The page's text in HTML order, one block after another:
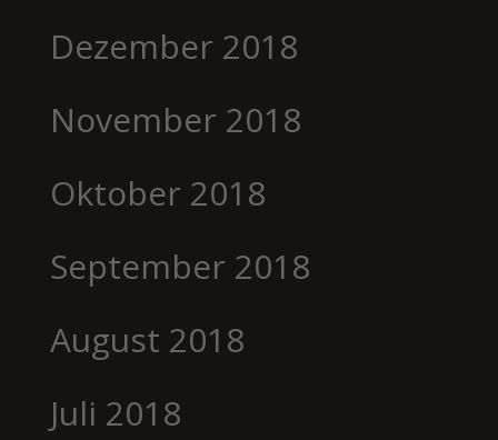
Dezember 2018
November 2018
Oktober 2018
September 2018
August 2018
Juli 2018